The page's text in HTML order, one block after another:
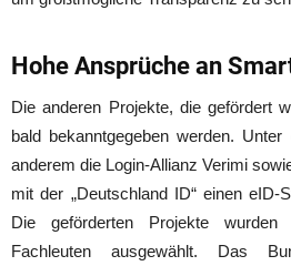
Hohe Ansprüche an
Die anderen Projekte, die gefördert
bald bekanntgegeben werden.
anderem die Login-Allianz Verimi
mit der „Deutschland ID“ einen eID-
Die geförderten Projekte
Fachleuten ausgewählt. Das